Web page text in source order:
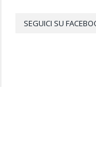
SEGUICI SU